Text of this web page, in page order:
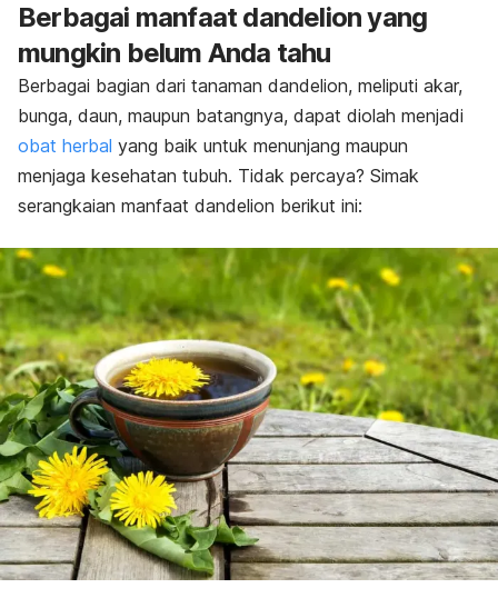
Berbagai manfaat dandelion yang
mungkin belum Anda tahu
Berbagai bagian dari tanaman dandelion, meliputi akar,
bunga, daun, maupun batangnya, dapat diolah menjadi
obat herbal yang baik untuk menunjang maupun
menjaga kesehatan tubuh. Tidak percaya? Simak
serangkaian manfaat dandelion berikut ini: